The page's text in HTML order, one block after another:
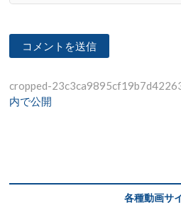
投
稿
ゲ
cropped-
内で公開
各種動画サ